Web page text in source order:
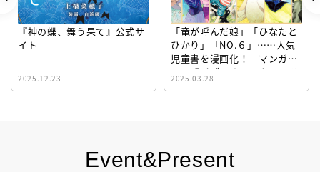
Event&Present
『神の蝶、舞う果て』公式サ
イト
2025.12.23
「竜が呼んだ娘」「ひなたと
ひかり」「NO.６」……人気
児童書を漫画化！ マンガサ
イト『ビブリオシリウス』誕
生！
2025.03.28